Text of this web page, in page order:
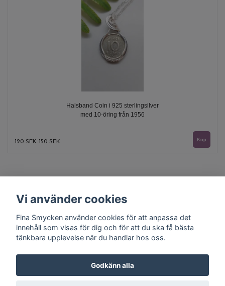
Halsband Coin i 925 sterlingsilver
med 10-öring från 1956
120 SEK 150 SEK
Kontakt Köpvillkor
Vi använder cookies
Fina Smycken använder cookies för att anpassa det
innehåll som visas för dig och för att du ska få bästa
tänkbara upplevelse när du handlar hos oss.
Godkänn alla